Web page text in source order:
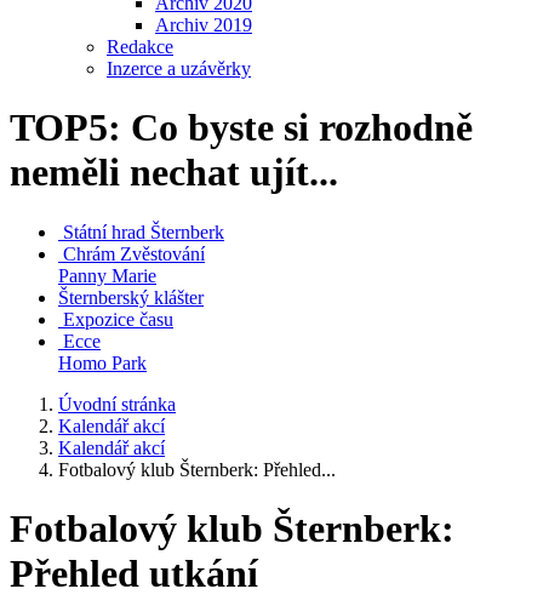
Archiv 2019
Redakce
Inzerce a uzávěrky
TOP5: Co byste si rozhodně
neměli nechat ujít...
Státní hrad Šternberk
Chrám Zvěstování
Panny Marie
Šternberský klášter
Expozice času
Ecce
Homo Park
Úvodní stránka
Kalendář akcí
Kalendář akcí
Fotbalový klub Šternberk: Přehled...
Fotbalový klub Šternberk:
Přehled utkání